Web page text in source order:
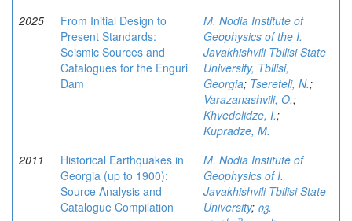
2025
From Initial Design to
Present Standards:
Seismic Sources and
Catalogues for the Enguri
Dam
M. Nodia Institute of
Geophysics of the I.
Javakhishvili Tbilisi State
University, Tbilisi,
Georgia; Tsereteli, N.;
Varazanashvili, O.;
Khvedelidze, I.;
Kupradze, M.
2011
Historical Earthquakes in
Georgia (up to 1900):
Source Analysis and
Catalogue Compilation
M. Nodia Institute of
Geophysics of I.
Javakhishvili Tbilisi State
University; ივ.